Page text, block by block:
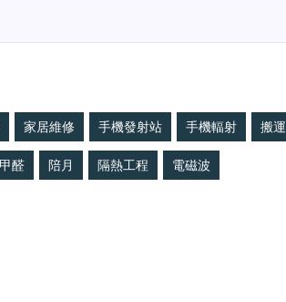
家居維修 手機發射站 手機輻射 搬運
醛 陪月 隔熱工程 電磁波